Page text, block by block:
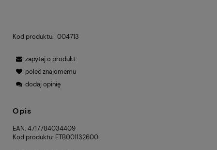
Kod produktu: 004713
zapytaj o produkt
poleć znajomemu
dodaj opinię
Opis
EAN: 4717784034409
Kod produktu: ETB001132600